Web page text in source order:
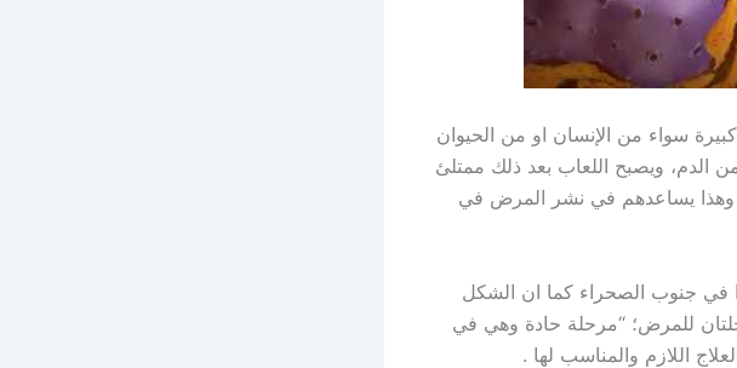
سواء من الإنسان او من الحيوان
الدم، ويصبح اللعاب بعد ذلك ممتلئ
المرض بعد فترة حوالي 2 حتى 4 اسابيع وهذا يساعدهم في نشر المرض في
في جنوب الصحراء كما ان الشكل
للمرض؛ “مرحلة حادة وهي في
اللازم والمناسب لها .